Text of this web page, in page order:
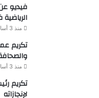
فيديو
منذ 3 أسابيع
تكريم
منذ 3 أسابيع
تكريم
لإنجازاته